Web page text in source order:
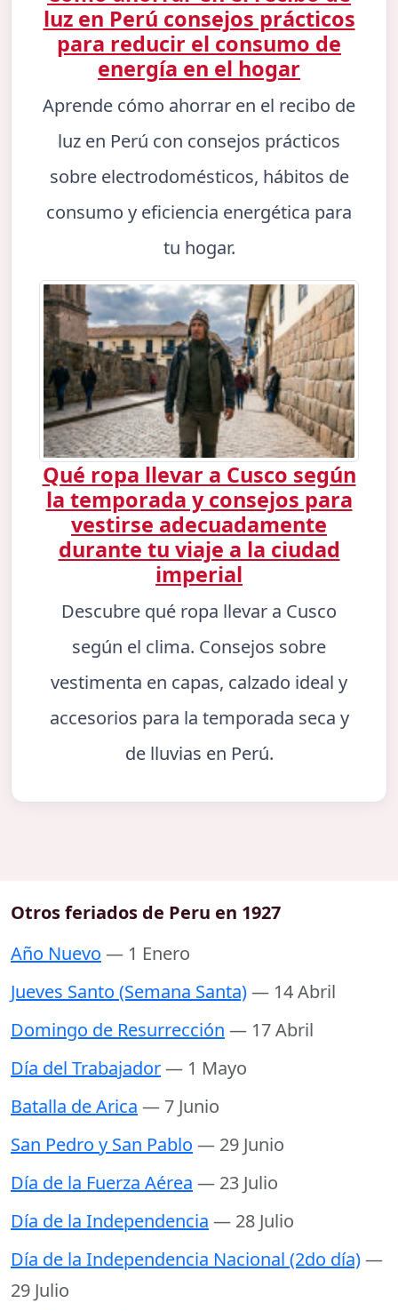
luz en Perú consejos prácticos
para reducir el consumo de
energía en el hogar
Aprende cómo ahorrar en el recibo de
luz en Perú con consejos prácticos
sobre electrodomésticos, hábitos de
consumo y eficiencia energética para
tu hogar.
Qué ropa llevar a Cusco según
la temporada y consejos para
vestirse adecuadamente
durante tu viaje a la ciudad
imperial
Descubre qué ropa llevar a Cusco
según el clima. Consejos sobre
vestimenta en capas, calzado ideal y
accesorios para la temporada seca y
de lluvias en Perú.
Otros feriados de Peru en 1927
Año Nuevo — 1 Enero
Jueves Santo (Semana Santa)— 14 Abril
Domingo de Resurrección — 17 Abril
Día del Trabajador— 1 Mayo
Batalla de Arica — 7 Junio
San Pedro y San Pablo — 29 Junio
Día de la Fuerza Aérea — 23 Julio
Día de la Independencia — 28 Julio
Día de la Independencia Nacional (2do día)—
29 Julio